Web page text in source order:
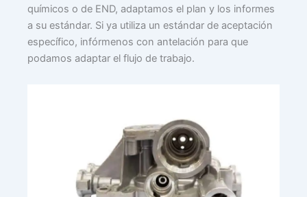
químicos o de END, adaptamos el plan y los informes
a su estándar. Si ya utiliza un estándar de aceptación
específico, infórmenos con antelación para que
podamos adaptar el flujo de trabajo.